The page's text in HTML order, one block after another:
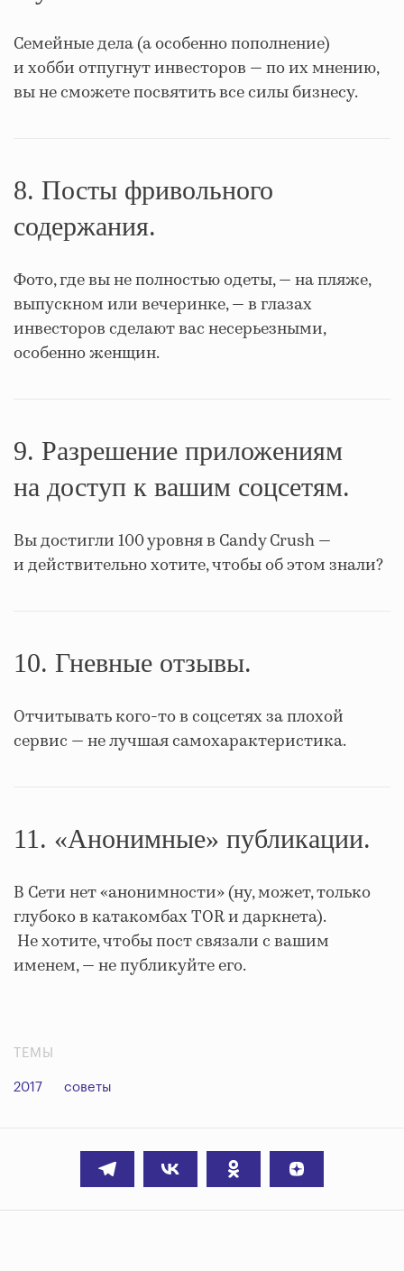
Семейные дела (а особенно пополнение)
и хобби отпугнут инвесторов — по их мнению,
вы не сможете посвятить все силы бизнесу.
8. Посты фривольного
содержания.
Фото, где вы не полностью одеты, — на пляже,
выпускном или вечеринке, — в глазах
инвесторов сделают вас несерьезными,
особенно женщин.
9. Разрешение приложениям
на доступ к вашим соцсетям.
Вы достигли 100 уровня в Candy Crush —
и действительно хотите, чтобы об этом знали?
10. Гневные отзывы.
Отчитывать кого-то в соцсетях за плохой
сервис — не лучшая самохарактеристика.
11. «Анонимные» публикации.
В Сети нет «анонимности» (ну, может, только
глубоко в катакомбах TOR и даркнета).
Не хотите, чтобы пост связали с вашим
именем, — не публикуйте его.
ТЕМЫ
2017 советы